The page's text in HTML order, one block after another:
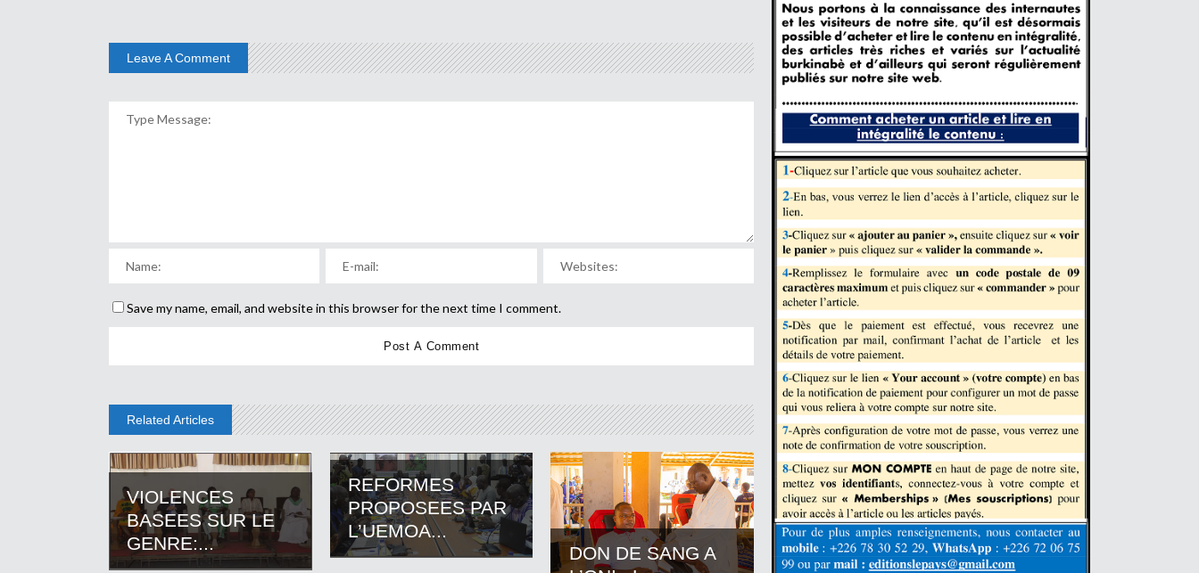
Leave A Comment
Save my name, email, and website in this browser for the next time I comment.
Related Articles
VIOLENCES
BASEES SUR LE
GENRE:...
REFORMES
PROPOSEES PAR
L’UEMOA...
DON DE SANG A